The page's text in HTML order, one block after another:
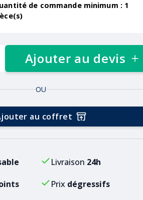
de commande minimum : 1
Ajouter au devis
OU
au coffret
Livraison 24h
Prix dégressifs